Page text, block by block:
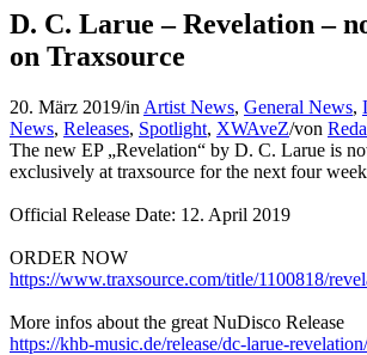
D. C. Larue – Revelation –
on Traxsource
20. März 2019/in Artist News, General News,
News, Releases, Spotlight, XWAveZ/von
The new EP „Revelation“ by D. C. Larue is
exclusively at traxsource for the next four
Official Release Date: 12. April 2019
ORDER NOW
https://www.traxsource.com/title/1100818/
More infos about the great NuDisco Release
https://khb-music.de/release/dc-larue-revelation/